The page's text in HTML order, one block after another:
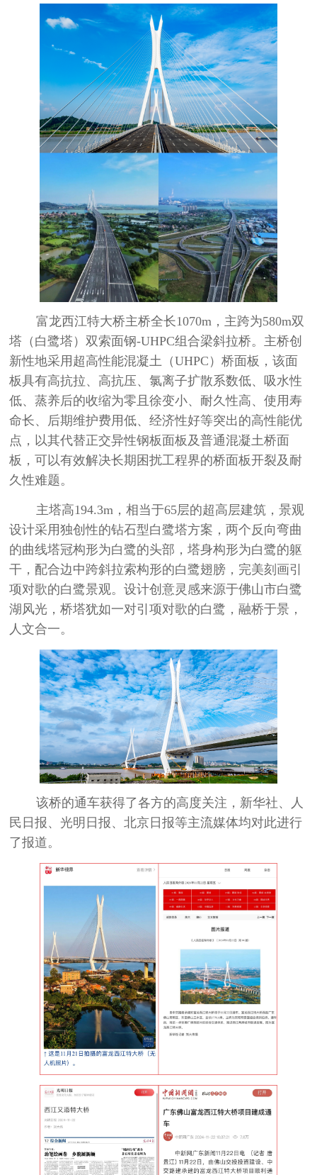
富龙西江特大桥主桥全长1070m ，主跨为580m双
塔（白鹭塔）双索面钢-UHPC组合梁斜拉桥。主桥创
新性地采用超高性能混凝土（UHPC ）桥面板，该面
板具有高抗拉、高抗压、氯离子扩散系数低、吸水性
低、蒸养后的收缩为零且徐变小、耐久性高、使用寿
命长、后期维护费用低、经济性好等突出的高性能优
点，以其代替正交异性钢板面板及普通混凝土桥面
板，可以有效解决长期困扰工程界的桥面板开裂及耐
久性难题。
主塔高194.3m ，相当于65层的超高层建筑，景观
设计采用独创性的钻石型白鹭塔方案，两个反向弯曲
的曲线塔冠构形为白鹭的头部，塔身构形为白鹭的躯
干，配合边中跨斜拉索构形的白鹭翅膀，完美刻画引
项对歌的白鹭景观。设计创意灵感来源于佛山市白鹭
湖风光，桥塔犹如一对引项对歌的白鹭，融桥于景，
人文合一。
该桥的通车获得了各方的高度关注，新华社、人
民日报、光明日报、北京日报等主流媒体均对此进行
了报道。